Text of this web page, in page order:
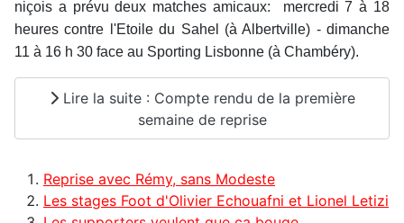
niçois a prévu deux matches amicaux: mercredi 7 à 18
heures contre l'Etoile du Sahel (à Albertville) - dimanche
11 à 16 h 30 face au Sporting Lisbonne (à Chambéry).
Lire la suite : Compte rendu de la première
semaine de reprise
Reprise avec Rémy, sans Modeste
Les stages Foot d'Olivier Echouafni et Lionel Letizi